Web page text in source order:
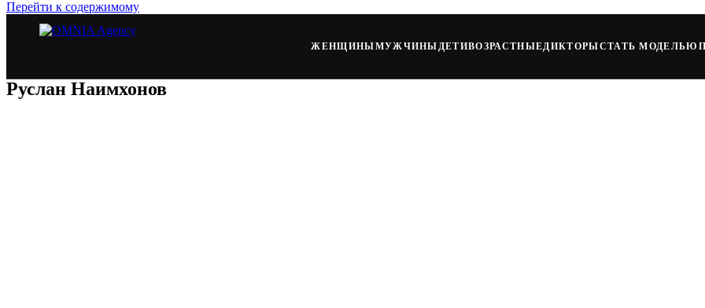
Перейти к содержимому
ЖЕНЩИНЫМУЖЧИНЫ ДЕТИВОЗРАСТНЫЕДИКТОРЫСТАТЬ МОДЕЛЬЮ
Руслан Наимхонов